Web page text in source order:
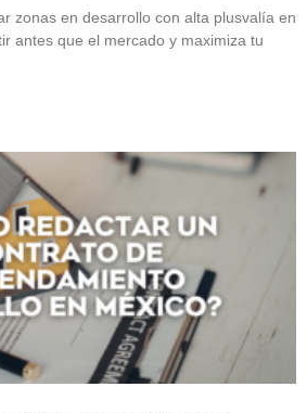
zonas en desarrollo con alta plusvalía en
antes que el mercado y maximiza tu